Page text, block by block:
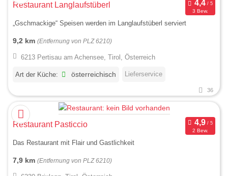
Restaurant Langlaufstüberl
3 Bew.
„Gschmackige“ Speisen werden im Langlaufstüberl serviert
9,2 km (Entfernung von PLZ 6210)
6213 Pertisau am Achensee, Tirol, Österreich
Art der Küche: österreichisch Lieferservice
36
Restaurant Pasticcio
2 Bew.
Das Restaurant mit Flair und Gastlichkeit
7,9 km (Entfernung von PLZ 6210)